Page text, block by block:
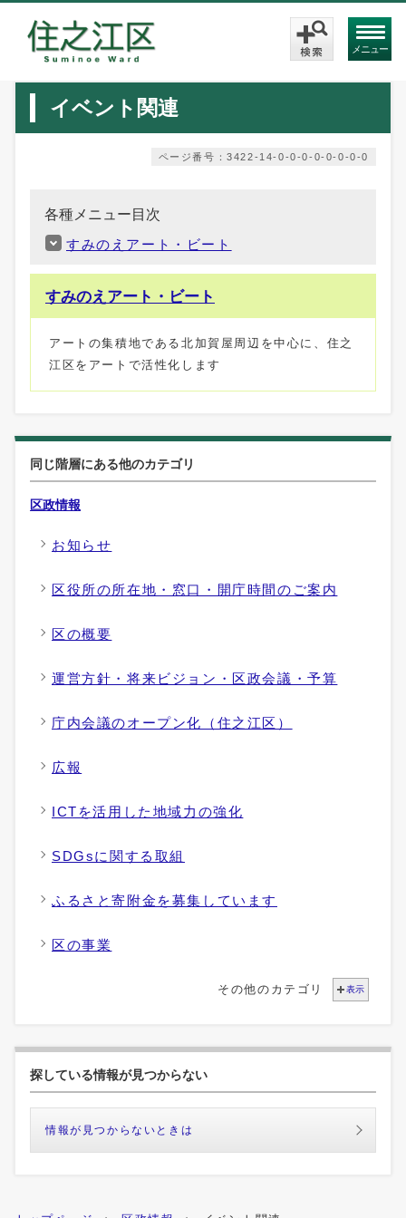
メニュー
イベント関連
ページ番号：3422-14-0-0-0-0-0-0-0-0
各種メニュー目次
すみのえアート・ビート
すみのえアート・ビート
アートの集積地である北加賀屋周辺を中心に、住之
江区をアートで活性化します
同じ階層にある他のカテゴリ
区政情報
お知らせ
区役所の所在地・窓口・開庁時間のご案内
区の概要
運営方針・将来ビジョン・区政会議・予算
庁内会議のオープン化（住之江区）
広報
ICTを活用した地域力の強化
SDGsに関する取組
ふるさと寄附金を募集しています
区の事業
その他のカテゴリ 表示
探している情報が見つからない
情報が見つからないときは